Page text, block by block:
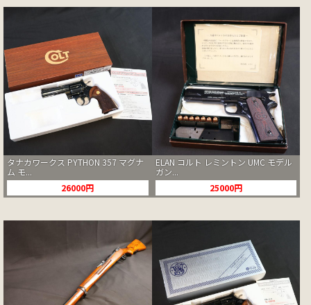
タナカワークス PYTHON 357 マグナ
ム モ...
26000円
ELAN コルト レミントン UMC モデル
ガン...
25000円